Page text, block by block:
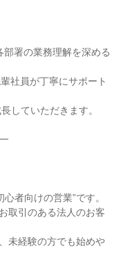
署の業務理解を深める
社員が丁寧にサポート
していただきます。
者向けの営業”です。
取引のある法人のお客
未経験の方でも始めや